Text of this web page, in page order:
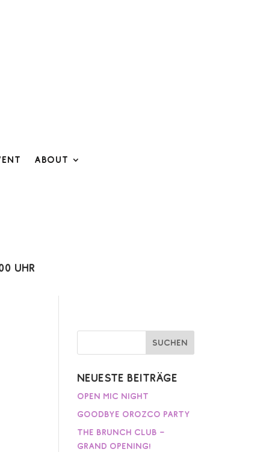
About
Uhr
Neueste Beiträge
Open Mic Night
Goodbye Orozco Party
The Brunch Club –
Grand Opening!